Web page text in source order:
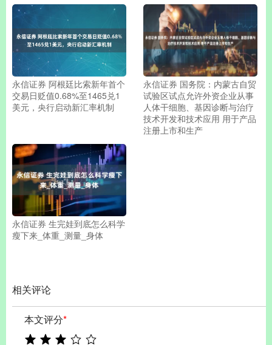
永信证券 阿根廷比索新年首个
交易日贬值0.68%至1465兑1
美元，央行启动新汇率机制
永信证券 国务院：内蒙古自贸
试验区试点允许外资企业从事
人体干细胞、基因诊断与治疗
技术开发和技术应用 用于产品
注册上市和生产
永信证券 生完娃到底怎么科学
瘦下来_体重_测量_身体
相关评论
本文评分*